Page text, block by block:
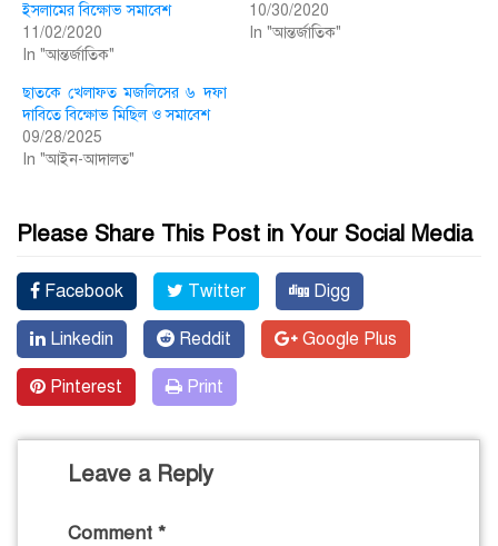
ইসলামের বিক্ষোভ সমাবেশ
11/02/2020
In "আন্তর্জাতিক"
10/30/2020
In "আন্তর্জাতিক"
ছাতকে খেলাফত মজলিসের ৬ দফা
দাবিতে বিক্ষোভ মিছিল ও সমাবেশ
09/28/2025
In "আইন-আদালত"
Please Share This Post in Your Social Media
Facebook Twitter Digg
Linkedin Reddit Google Plus
Pinterest Print
Leave a Reply
Comment *